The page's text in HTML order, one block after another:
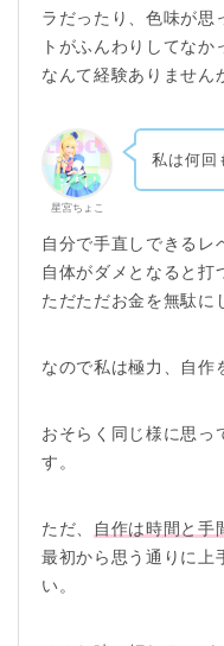
ラだったり、色味が思
トがふんわりしてなか
なんて経験ありません
星宮ちょこ
私は何回
自分で手直しできるレ
自体がダメとなると打
ただただお金を無駄に
なので私は極力、自作
おそらく同じ様に思っ
す。
ただ、
自作は時間と手
最初から思う通りに上
い。